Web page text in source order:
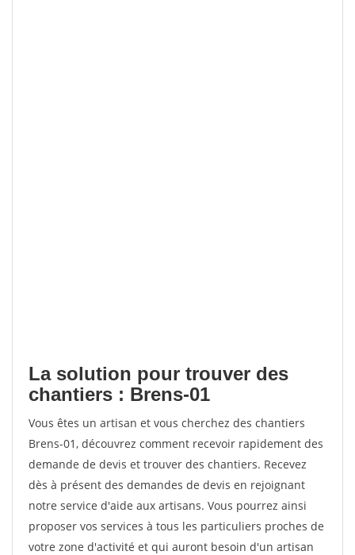
La solution pour trouver des
chantiers : Brens-01
Vous êtes un artisan et vous cherchez des chantiers
Brens-01, découvrez comment recevoir rapidement des
demande de devis et trouver des chantiers. Recevez
dès à présent des demandes de devis en rejoignant
notre service d'aide aux artisans. Vous pourrez ainsi
proposer vos services à tous les particuliers proches de
votre zone d'activité et qui auront besoin d'un artisan